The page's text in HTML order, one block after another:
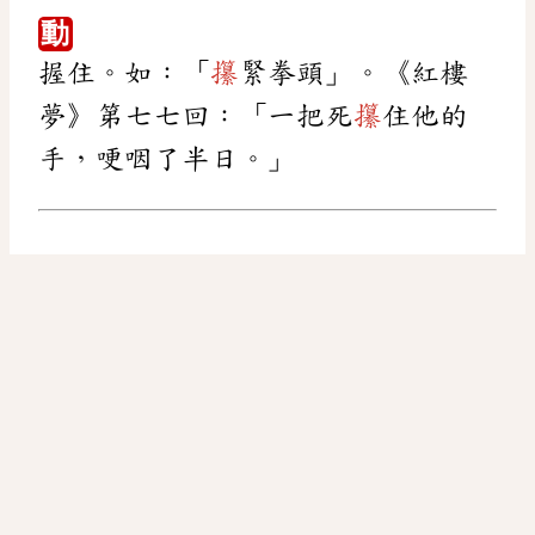
動
握住。如：「 攥 緊拳頭」。《紅樓
夢》第七七回：「一把死攥住他的
手，哽咽了半日。」